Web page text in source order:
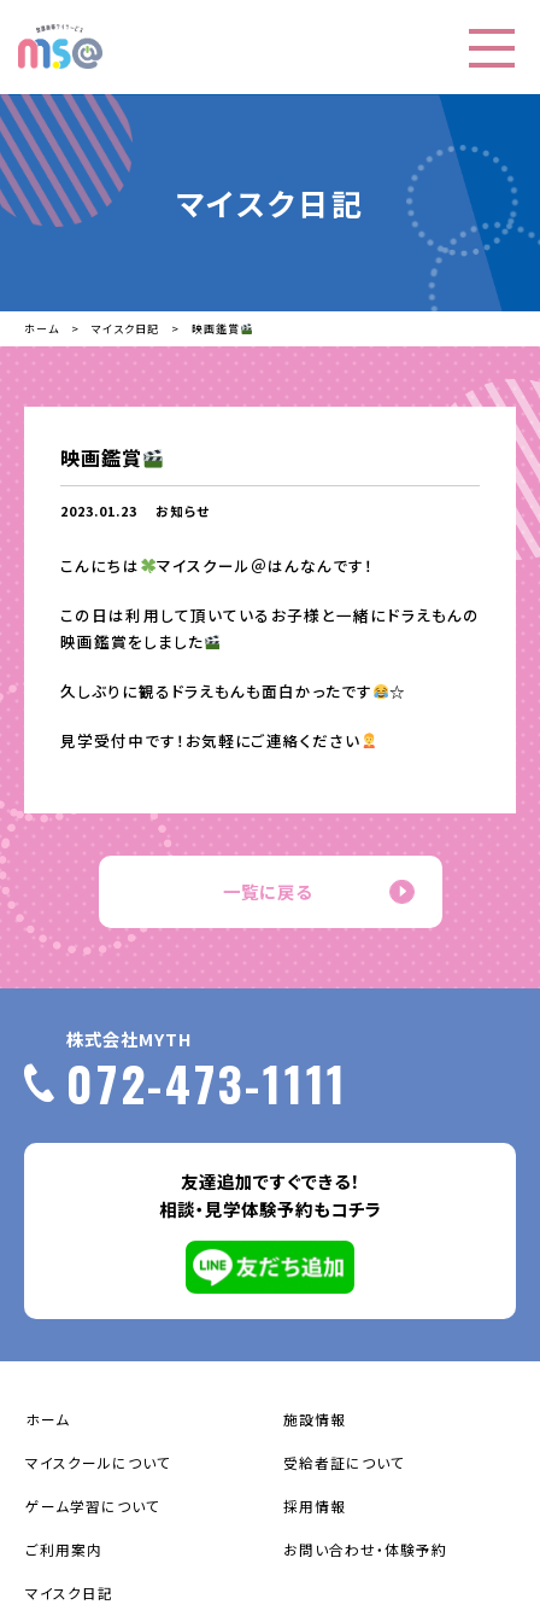
マイスク日記
ホーム マイスク日記 映画鑑賞
映画鑑賞
2023.01.23 お知らせ
こんにちは マイスクール＠はんなんです！
この日は利用して頂いているお子様と一緒にドラえもんの
映画鑑賞をしました
久しぶりに観るドラえもんも面白かったです ☆
見学受付中です！お気軽にご連絡ください
一覧に戻る
株式会社MYTH
072-473-1111
友達追加ですぐできる！
相談・見学体験予約もコチラ
ホーム
マイスクールについて
ゲーム学習について
ご利用案内
施設情報
受給者証について
採用情報
お問い合わせ・体験予約
マイスク日記